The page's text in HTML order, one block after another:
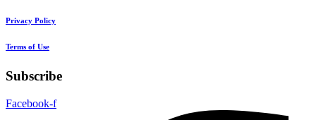
Privacy Policy
Terms of Use
Subscribe
Facebook-f